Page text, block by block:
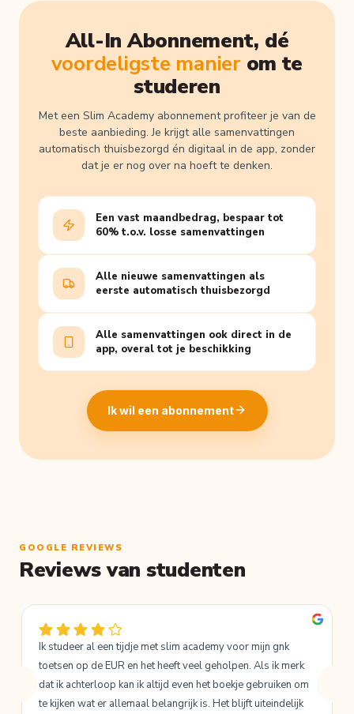
All-In Abonnement, dé
voordeligste manierom te
studeren
Met een Slim Academy abonnement profiteer je van de
beste aanbieding. Je krijgt alle samenvattingen
automatisch thuisbezorgd én digitaal in de app, zonder
dat je er nog over na hoeft te denken.
Een vast maandbedrag, bespaar tot
60% t.o.v. losse samenvattingen
Alle nieuwe samenvattingen als
eerste automatisch thuisbezorgd
Alle samenvattingen ook direct in de
app, overal tot je beschikking
Ik wil een abonnement
GOOGLE REVIEWS
Reviews van studenten
Ik studeer al een tijdje met slim academy voor mijn gnk
toetsen op de EUR en het heeft veel geholpen. Als ik merk
dat ik achterloop kan ik altijd even het boekje gebruiken om
te kijken wat er allemaal belangrijk is. Het blijft uiteindelijk